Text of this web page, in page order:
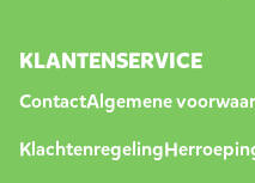
KLANTENSERVICE
ContactAlgemene
Klachtenregeling